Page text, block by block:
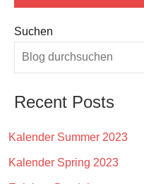
Suchen
Recent Posts
Kalender Summer 2023
Kalender Spring 2023